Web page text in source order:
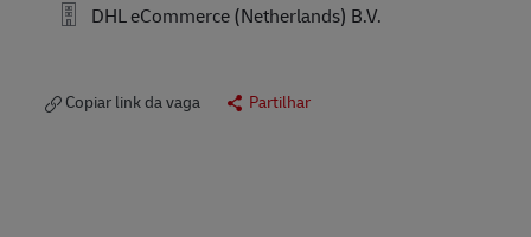
DHL eCommerce (Netherlands) B.V.
Copiar link da vaga Partilhar